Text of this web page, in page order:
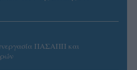
ΠΑΣΑΠΠ και